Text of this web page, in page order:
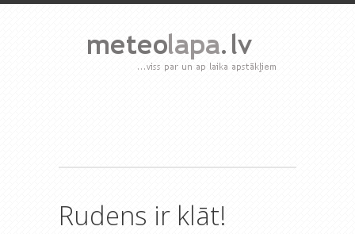
Rudens ir klāt!